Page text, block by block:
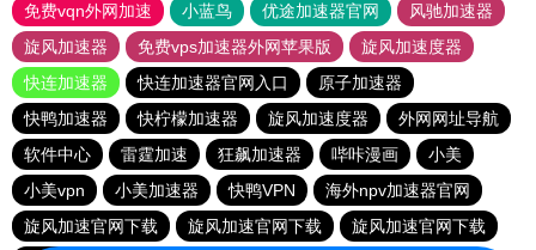
免费vqn外网加速
小蓝鸟 优途加速器官网
风驰加速器
旋风加速器
免费vps加速器外网苹果版
旋风加速度器
快连加速器
快连加速器官网入口
原子加速器
快鸭加速器
快柠檬加速器 旋风加速度器
外网网址导航
软件中心
雷霆加速 狂飙加速器 哔咔漫画
小美
小美vpn
小美加速器 快鸭VPN
海外npv加速器官网
旋风加速官网下载
旋风加速官网下载 旋风加速官网下载